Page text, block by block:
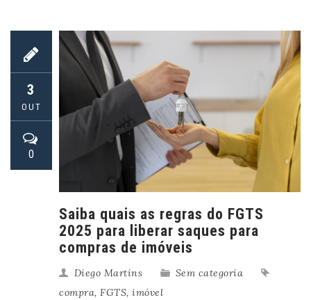
3
OUT
0
Saiba quais as regras do FGTS
2025 para liberar saques para
compras de imóveis
Diego Martins
Sem categoria
compra, FGTS, imóvel